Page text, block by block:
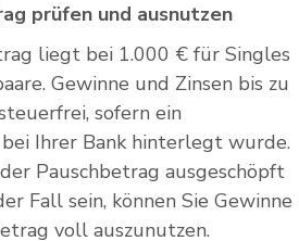
prüfen und ausnutzen
liegt bei 1.000 € für Singles
Gewinne und Zinsen bis zu
sofern ein
Ihrer Bank hinterlegt wurde.
Pauschbetrag ausgeschöpft
Fall sein, können Sie Gewinne
voll auszunutzen.